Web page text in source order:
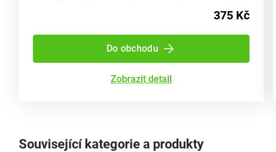
375 Kč
Do obchodu
Zobrazit detail
Související kategorie a produkty